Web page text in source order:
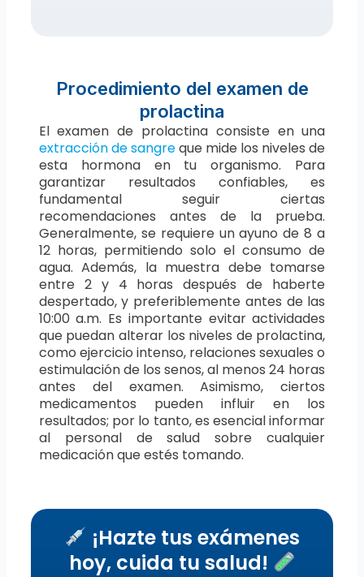
Procedimiento del examen de
prolactina
El examen de prolactina consiste en una
extracción de sangreque mide los niveles de
esta hormona en tu organismo. Para
garantizar resultados confiables, es
fundamental seguir ciertas
recomendaciones antes de la prueba.
Generalmente, se requiere un ayuno de 8 a
12 horas, permitiendo solo el consumo de
agua. Además, la muestra debe tomarse
entre 2 y 4 horas después de haberte
despertado, y preferiblemente antes de las
10:00 a.m. Es importante evitar actividades
que puedan alterar los niveles de prolactina,
como ejercicio intenso, relaciones sexuales o
estimulación de los senos, al menos 24 horas
antes del examen. Asimismo, ciertos
medicamentos pueden influir en los
resultados; por lo tanto, es esencial informar
al personal de salud sobre cualquier
medicación que estés tomando.
¡Hazte tus exámenes
hoy, cuida tu salud!